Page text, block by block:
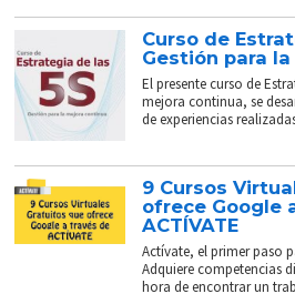
Curso de
Gestión para
El presente curso de
mejora continua, se
de experiencias
9 Cursos
ofrece Google
ACTÍVATE
Actívate, el primer paso
Adquiere competencias
hora de encontrar un